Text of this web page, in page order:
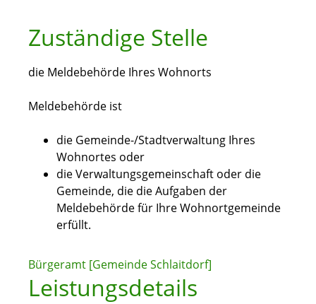
Zuständige Stelle
die Meldebehörde Ihres Wohnorts
Meldebehörde ist
die Gemeinde-/Stadtverwaltung Ihres
Wohnortes oder
die Verwaltungsgemeinschaft oder die
Gemeinde, die die Aufgaben der
Meldebehörde für Ihre Wohnortgemeinde
erfüllt.
Bürgeramt [Gemeinde Schlaitdorf]
Leistungsdetails